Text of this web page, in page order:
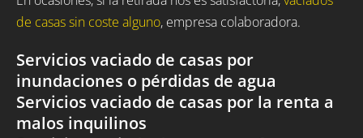
de casas sin coste alguno, empresa colaboradora.
Servicios vaciado de casas por
inundaciones o pérdidas de agua
Servicios vaciado de casas por la renta a
malos inquilinos